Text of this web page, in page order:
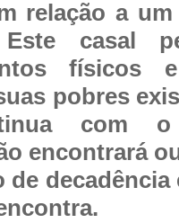
relação a
casal
físicos
pobres
com o
encontrará
de